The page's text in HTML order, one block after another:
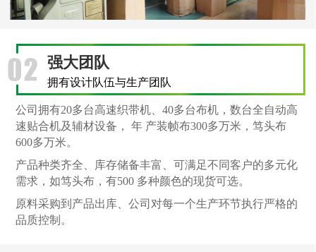
强大团队
拥有设计队伍与生产团队
公司拥有20多台高速织带机、40多台布机，数台全自动高
速贴合机及辅材设备， 年 产装帧布300多万米，笃头布
600多万米。
产品种类齐全、库存储备丰富、可满足不同客户的多元化
需求，如笃头布，有500 多种颜色的现货可选。
原料采购到产品出库、公司对每一个生产环节执行严格的
品质控制。